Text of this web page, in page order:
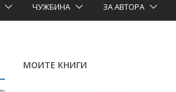
ЧУЖБИНА ЗА АВТОРА
МОИТЕ КНИГИ